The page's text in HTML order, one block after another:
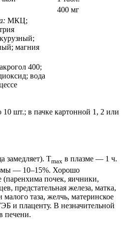
400 мг
МКЦ;
магния
400;
вода
10 шт.; в пачке картонной 1, 2 или
замедляет). Tmax в плазме — 1 ч.
— 10–15%. Хорошо
(паренхима почек, яичники,
предстательная железа, матка,
таза, желчь, материнское
и плаценту. В незначительной
печени.